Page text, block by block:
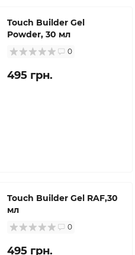
Touch Builder Gel
Powder, 30 мл
0
495 грн.
Touch Builder Gel RAF,30
мл
0
495 грн.